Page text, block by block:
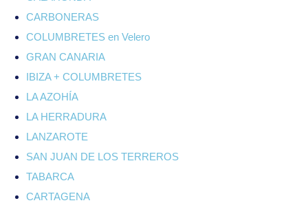
CARBONERAS
COLUMBRETES en Velero
GRAN CANARIA
IBIZA + COLUMBRETES
LA AZOHÍA
LA HERRADURA
LANZAROTE
SAN JUAN DE LOS TERREROS
TABARCA
CARTAGENA